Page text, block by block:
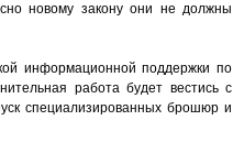
новому закону они не должны
информационной поддержки по
работа будет вестись с
специализированных брошюр и